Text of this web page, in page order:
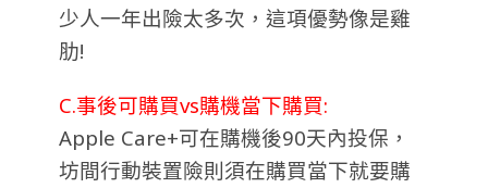
少人一年出險太多次，這項優勢像是雞
肋!
C.事後可購買vs購機當下購買:
Apple Care+可在購機後90天內投保，
坊間行動裝置險則須在購買當下就要購